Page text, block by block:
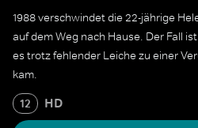
1988 verschwindet die 22-jährige
auf dem Weg nach Hause. Der Fall
es trotz fehlender Leiche zu einer
kam.
12 HD